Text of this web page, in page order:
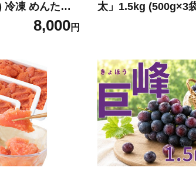
凍 めんたい
バラコ 明太チ
味料 簡単便利
けるだけ 海鮮
贈り物 お取
岡県 川崎町
8,000円
太」1.5kg (500g×3
いこ 辛子明太子 バ
チューブ 便利明太
太子ごはん おにぎ
鮮 魚介 惣菜 ギフト
取り寄せグルメ 本